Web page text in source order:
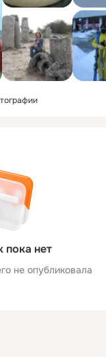
пока нет
не опубликовала